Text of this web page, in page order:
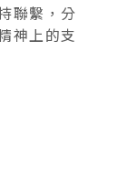
聯繫，分
神上的支